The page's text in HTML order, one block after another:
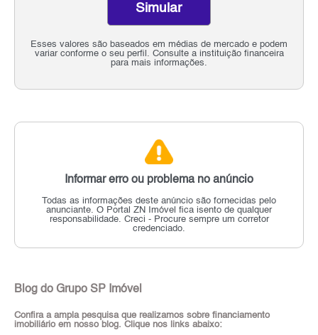
Esses valores são baseados em médias de mercado e podem
variar conforme o seu perfil. Consulte a instituição financeira
para mais informações.
Simular
Informar erro ou problema no anúncio
Todas as informações deste anúncio são fornecidas pelo
anunciante. O Portal ZN Imóvel fica isento de qualquer
responsabilidade. Creci - Procure sempre um corretor
credenciado.
Blog do Grupo SP Imóvel
Confira a ampla pesquisa que realizamos sobre financiamento
imobiliário em nosso blog. Clique nos links abaixo: